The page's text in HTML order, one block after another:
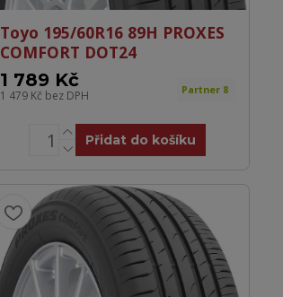
Toyo 195/60R16 89H PROXES
COMFORT DOT24
1 789 Kč
1 479 Kč bez DPH Partner 8
Přidat do košíku